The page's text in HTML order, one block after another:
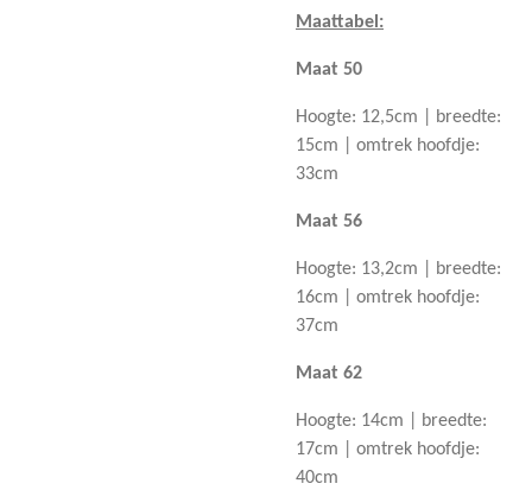
Maattabel:
Maat 50
Hoogte: 12,5cm | breedte:
15cm | omtrek hoofdje:
33cm
Maat 56
Hoogte: 13,2cm | breedte:
16cm | omtrek hoofdje:
37cm
Maat 62
Hoogte: 14cm | breedte:
17cm | omtrek hoofdje:
40cm